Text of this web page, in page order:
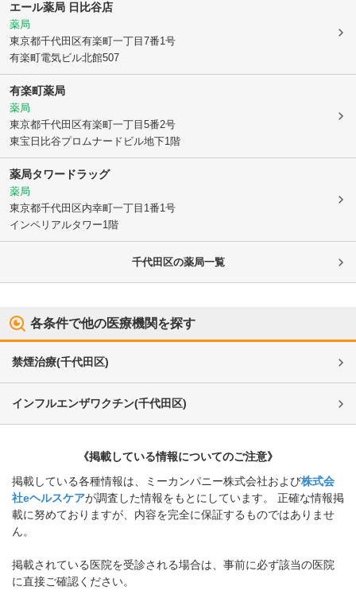
エール薬局 日比谷店
薬局
東京都千代田区有楽町一丁目7番1号
有楽町電気ビル北館507
有楽町薬局
薬局
東京都千代田区有楽町一丁目5番2号
東宝日比谷プロムナードビル地下1階
薬局タワードラッグ
薬局
東京都千代田区内幸町一丁目1番1号
インペリアルタワー1階
千代田区の薬局一覧
各条件で他の医療機関を探す
禁煙治療(千代田区)
インフルエンザワクチン(千代田区)
《掲載している情報についてのご注意》
掲載している各種情報は、ミーカンパニー株式会社および株式会
社eヘルスケアが調査した情報をもとにしています。 正確な情報掲
載に努めておりますが、内容を完全に保証するものではありませ
ん。
掲載されている医院を受診される場合は、事前に必ず該当の医院
に直接ご確認ください。